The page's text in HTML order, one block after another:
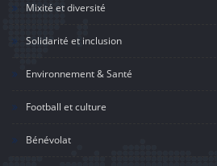
Mixité et diversité
Solidarité et inclusion
Environnement & Santé
Football et culture
Bénévolat